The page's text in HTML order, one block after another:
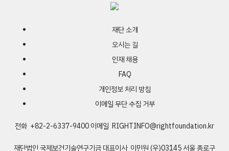
재단 소개
오시는 길
인재 채용
FAQ
개인정보 처리 방침
이메일 무단 수집 거부
전화 +82-2-6337-9400이메일 RIGHTINFO@rightfoundation.kr
재단법인 국제보건기술연구기금대표이사 이민원(우)03145 서울 종로구